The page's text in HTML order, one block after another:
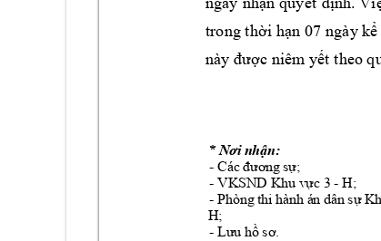
trong thời hạn 07 ngày kể
này được niêm yết theo
* Nơi nhận:
- Các đương sự;
- VKSND Khu vực 3 - H;
- Phòng thi hành án dân sự
H;
- Lưu hồ sơ.